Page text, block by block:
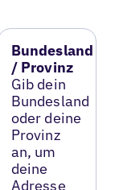
Bundesland
/ Provinz
Gib dein
Bundesland
oder deine
Provinz
an, um
deine
Adresse